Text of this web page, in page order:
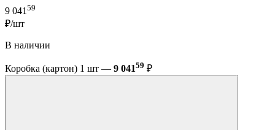
9 041 59
₽/шт
В наличии
Коробка (картон) 1 шт — 9 04159 ₽